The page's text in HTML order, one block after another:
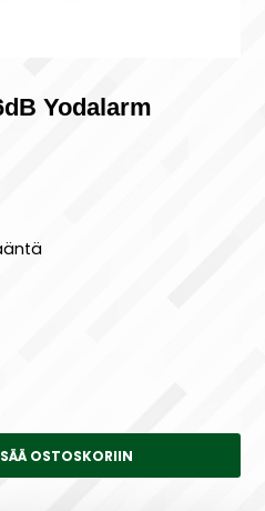
Yodalarm
OSTOSKORIIN